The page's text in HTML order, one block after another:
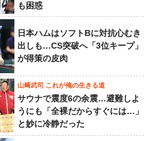
も困惑
日本ハムはソフトBに対抗心むき
出しも…CS突破へ「3位キープ」
が得策の皮肉
山﨑武司 これが俺の生きる道
サウナで震度6の余震…避難しよ
うにも「全裸だからすぐには…」
と妙に冷静だった